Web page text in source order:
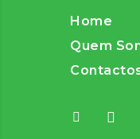
Home
Quem